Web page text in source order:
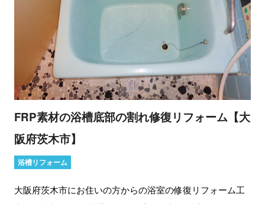
FRP素材の浴槽底部の割れ修復リフォーム【大
阪府茨木市】
浴槽リフォーム
大阪府茨木市にお住いの方からの浴室の修復リフォーム工